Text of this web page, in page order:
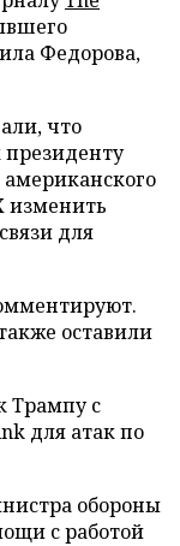
Федорова,
что
изменить
для
оставили
Трампу с
для атак по
обороны
с работой